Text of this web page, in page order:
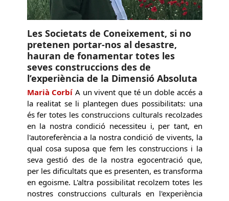
Les Societats de Coneixement, si no
pretenen portar-nos al desastre,
hauran de fonamentar totes les
seves construccions des de
l’experiència de la Dimensió Absoluta
Marià Corbí A un vivent que té un doble accés a
la realitat se li plantegen dues possibilitats: una
és fer totes les construccions culturals recolzades
en la nostra condició necessiteu i, per tant, en
l'autoreferència a la nostra condició de vivents, la
qual cosa suposa que fem les construccions i la
seva gestió des de la nostra egocentració que,
per les dificultats que es presenten, es transforma
en egoisme. L'altra possibilitat recolzem totes les
nostres construccions culturals en l'experiència